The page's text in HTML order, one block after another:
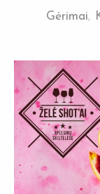
Gėrimai,